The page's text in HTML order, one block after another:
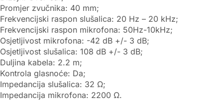
Promjer zvučnika: 40 mm;
Frekvencijski raspon slušalica: 20 Hz – 20 kHz;
Frekvencijski raspon mikrofona: 50Hz-10kHz;
Osjetljivost mikrofona: -42 dB +/- 3 dB;
Osjetljivost slušalica: 108 dB +/- 3 dB;
Duljina kabela: 2.2 m;
Kontrola glasnoće: Da;
Impedancija slušalica: 32 Ω;
Impedancija mikrofona: 2200 Ω.